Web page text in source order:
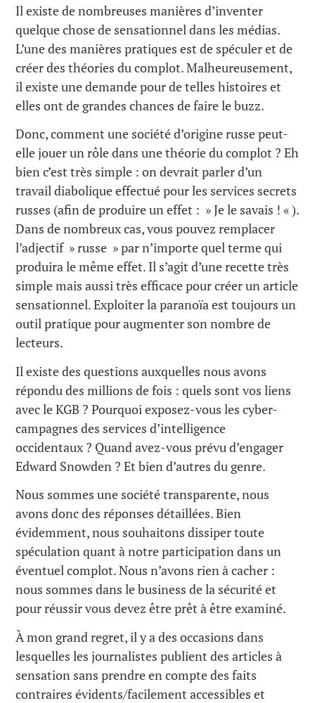
Il existe de nombreuses manières d’inventer
quelque chose de sensationnel dans les médias.
L’une des manières pratiques est de spéculer et de
créer des théories du complot. Malheureusement,
il existe une demande pour de telles histoires et
elles ont de grandes chances de faire le buzz.
Donc, comment une société d’origine russe peut-
elle jouer un rôle dans une théorie du complot ? Eh
bien c’est très simple : on devrait parler d’un
travail diabolique effectué pour les services secrets
russes (afin de produire un effet : » Je le savais ! « ).
Dans de nombreux cas, vous pouvez remplacer
l’adjectif » russe » par n’importe quel terme qui
produira le même effet. Il s’agit d’une recette très
simple mais aussi très efficace pour créer un article
sensationnel. Exploiter la paranoïa est toujours un
outil pratique pour augmenter son nombre de
lecteurs.
Il existe des questions auxquelles nous avons
répondu des millions de fois : quels sont vos liens
avec le KGB ? Pourquoi exposez-vous les cyber-
campagnes des services d’intelligence
occidentaux ? Quand avez-vous prévu d’engager
Edward Snowden ? Et bien d’autres du genre.
Nous sommes une société transparente, nous
avons donc des réponses détaillées. Bien
évidemment, nous souhaitons dissiper toute
spéculation quant à notre participation dans un
éventuel complot. Nous n’avons rien à cacher :
nous sommes dans le business de la sécurité et
pour réussir vous devez être prêt à être examiné.
À mon grand regret, il y a des occasions dans
lesquelles les journalistes publient des articles à
sensation sans prendre en compte des faits
contraires évidents/facilement accessibles et